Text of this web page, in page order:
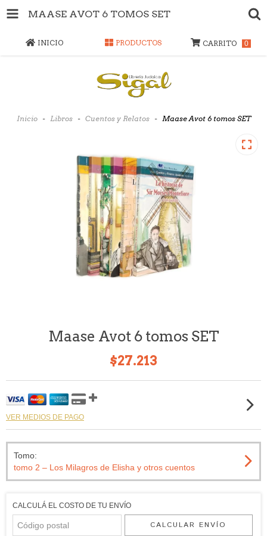
MAASE AVOT 6 TOMOS SET
INICIO PRODUCTOS CARRITO 0
Inicio - Libros - Cuentos y Relatos - Maase Avot 6 tomos SET
Maase Avot 6 tomos SET
$27.213
VER MEDIOS DE PAGO
Tomo:
tomo 2 – Los Milagros de Elisha y otros cuentos
CALCULÁ EL COSTO DE TU ENVÍO
CALCULAR ENVÍO